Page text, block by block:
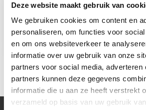
Deze website maakt gebruik van
We gebruiken cookies om content en
personaliseren, om functies voor
en om ons websiteverkeer te
informatie over uw gebruik van onze
partners voor social media, adverteren
partners kunnen deze gegevens
informatie die u aan ze heeft verstrekt
verzameld op basis van uw gebruik
€2,75
Niet op voorraad